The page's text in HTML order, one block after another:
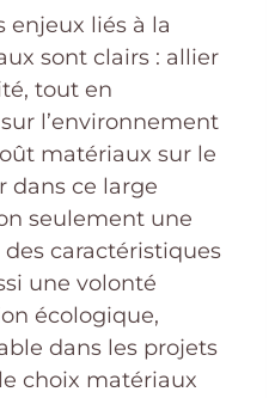
enjeux liés à la
sont clairs : allier
tout en
l’environnement
matériaux sur le
dans ce large
seulement une
caractéristiques
une volonté
écologique,
dans les projets
choix matériaux